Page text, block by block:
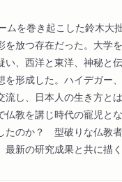
ムを巻き起こした鈴木大
を放つ存在だった。大学
い、西洋と東洋、神秘と
を形成した。ハイデガー
流し、日本人の生き方と
仏教を講じ時代の寵児とな
たのか？ 型破りな仏教
新の研究成果と共に描く